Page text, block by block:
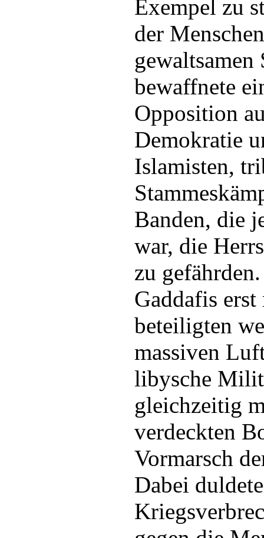
Exempel zu
der
gewaltsamen
bewaffnete
Opposition
Demokratie
Islamisten,
Banden, die
war, die
zu
Gaddafis
beteiligten
massiven
libysche
gleichzeitig
verdeckten
Vormarsch
Dabei